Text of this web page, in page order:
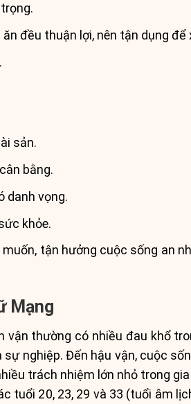
đều thuận lợi, nên tận dụng
sản.
bằng.
danh vọng.
khỏe.
tận hưởng cuộc sống an
Mạng
thường có nhiều đau khổ
nghiệp. Đến hậu vận, cuộc
trách nhiệm lớn nhỏ trong
tuổi 20, 23, 29 và 33 (tuổi âm